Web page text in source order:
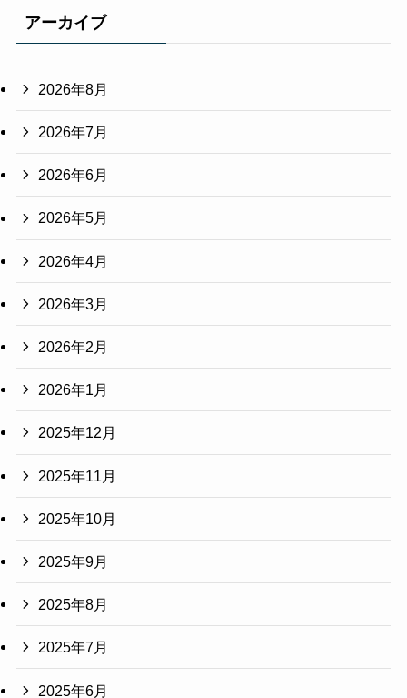
アーカイブ
2026年8月
2026年7月
2026年6月
2026年5月
2026年4月
2026年3月
2026年2月
2026年1月
2025年12月
2025年11月
2025年10月
2025年9月
2025年8月
2025年7月
2025年6月